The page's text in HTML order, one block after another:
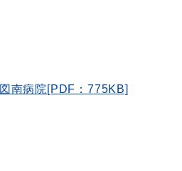
図南病院[PDF：775KB]